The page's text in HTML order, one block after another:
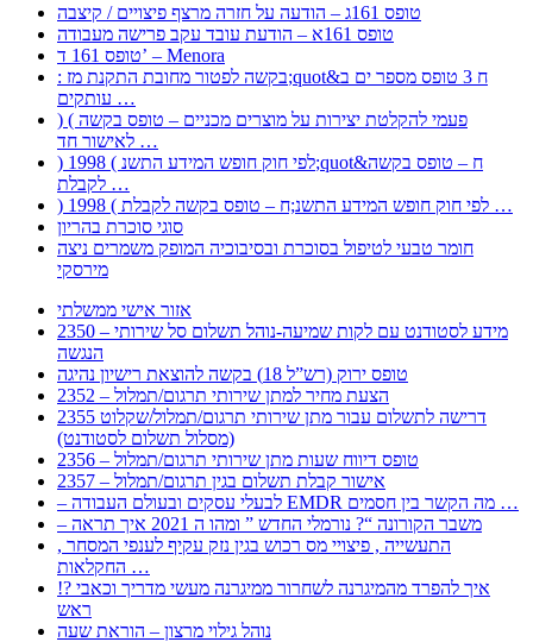
טופס 161ג – הודעה על חזרה מרצף פיצויים / קיצבה
טופס 161א – הודעת עובד עקב פרישה מעבודה
טופס 161 ד’ – Menora
: בקשה לפטור מחובת התקנת מז;quot&ח 3 טופס מספר ים ב
עותקים …
) ( פעמי להקלטת יצירות על מוצרים מכניים – טופס בקשה
לאישור חד …
) 1998 ( לפי חוק חופש המידע התשנ;quot&ח – טופס בקשה
לקבלת …
) 1998 ( לפי חוק חופש המידע התשנ;ח – טופס בקשה לקבלת …
סוגי סוכרת בהריון
חומר טבעי לטיפול בסוכרת ובסיבוכיה המופק משמרים ניצה
מירסקי
אזור אישי ממשלתי
2350 – מידע לסטודנט עם לקות שמיעה-נוהל תשלום סל שירותי
הנגשה
טופס ירוק (רש”ל 18) בקשה להוצאת רישיון נהיגה
2352 – הצעת מחיר למתן שירותי תרגום/תמלול
2355 דרישה לתשלום עבור מתן שירותי תרגום/תמלול/שקלוט
(מסלול תשלום לסטודנט)
2356 – טופס דיווח שעות מתן שירותי תרגום/תמלול
2357 – אישור קבלת תשלום בגין תרגום/תמלול
– לבעלי עסקים ובעולם העבודה EMDR מה הקשר בין חסמים …
– משבר הקורונה “? נורמלי החדש ” ומהו ה 2021 איך תראה
, התעשייה , פיצויי מס רכוש בגין נזק עקיף לענפי המסחר
החקלאות …
!? איך להפרד מהמיגרנה לשחרור ממיגרנה מעשי מדריך וכאבי
ראש
נוהל גילוי מרצון – הוראת שעה